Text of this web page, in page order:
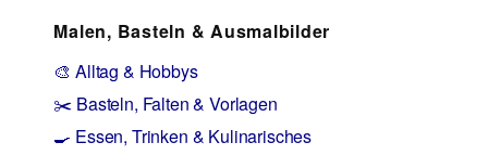
Malen, Basteln & Ausmalbilder
🎨 Alltag & Hobbys
✂️ Basteln, Falten & Vorlagen
🍳 Essen, Trinken & Kulinarisches